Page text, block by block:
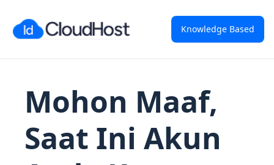
Knowledge Based
Mohon Maaf,
Saat Ini Akun